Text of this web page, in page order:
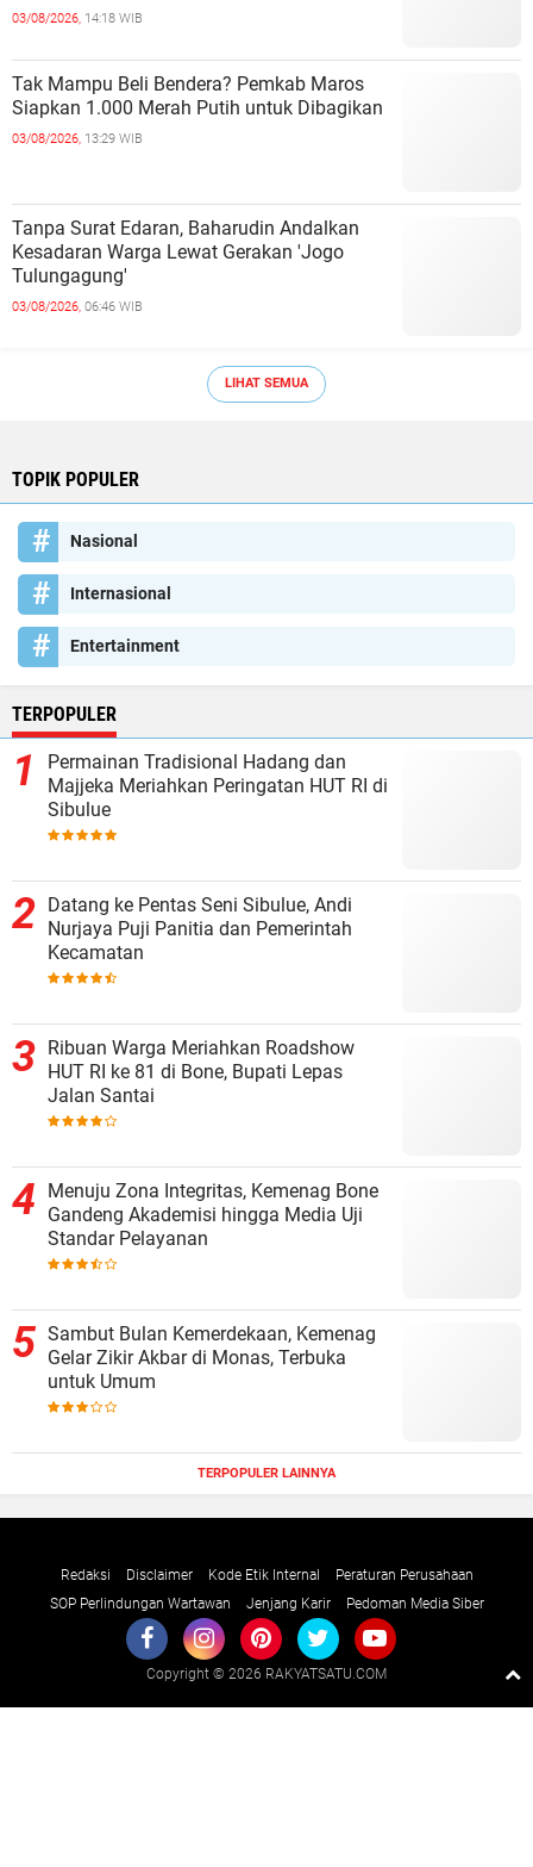
03/08/2026, 14:18 WIB
Tak Mampu Beli Bendera? Pemkab Maros
Siapkan 1.000 Merah Putih untuk Dibagikan
03/08/2026, 13:29 WIB
Tanpa Surat Edaran, Baharudin Andalkan
Kesadaran Warga Lewat Gerakan 'Jogo
Tulungagung'
03/08/2026, 06:46 WIB
LIHAT SEMUA
TOPIK POPULER
Nasional
Internasional
Entertainment
TERPOPULER
Permainan Tradisional Hadang dan
Majjeka Meriahkan Peringatan HUT RI di
Sibulue
Datang ke Pentas Seni Sibulue, Andi
Nurjaya Puji Panitia dan Pemerintah
Kecamatan
Ribuan Warga Meriahkan Roadshow
HUT RI ke 81 di Bone, Bupati Lepas
Jalan Santai
Menuju Zona Integritas, Kemenag Bone
Gandeng Akademisi hingga Media Uji
Standar Pelayanan
Sambut Bulan Kemerdekaan, Kemenag
Gelar Zikir Akbar di Monas, Terbuka
untuk Umum
TERPOPULER LAINNYA
Redaksi Disclaimer Kode Etik Internal
Peraturan Perusahaan
SOP Perlindungan Wartawan
Jenjang Karir Pedoman Media Siber
Copyright © 2026 RAKYATSATU.COM
Raushan